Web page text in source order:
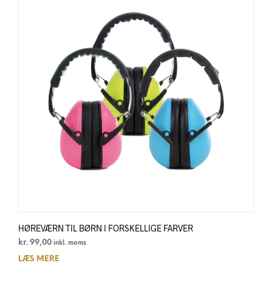
HØREVÆRN TIL BØRN I FORSKELLIGE FARVER
kr. 99,00 inkl. moms
LÆS MERE